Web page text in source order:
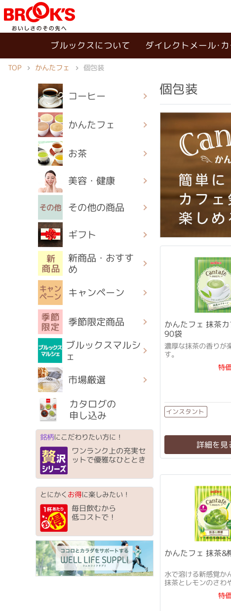
ブルックスについて ダイレクトメール･
TOP かんたフェ 個包装
コーヒー
かんたフェ
お茶
美容・健康
その他の商品
ギフト
新商品・おすす
め
キャンペーン
季節限定商品
ブルックスマルシ
ェ
市場厳選
カタログの
申し込み
銘柄にこだわりたい方に！
ワンランク上の充実セ
ットで優雅なひととき
とにかく お得に楽しみたい！
毎日飲むから
低コストで！
個包装
かんたフェ 抹茶
90袋
濃厚な抹茶の香りが
す。
特
インスタント
詳細を見
かんたフェ 抹茶&
水で溶ける新感覚か
抹茶とレモンのさわ
特